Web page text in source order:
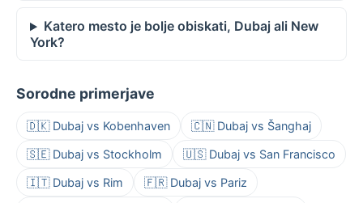
Katero mesto je bolje obiskati, Dubaj ali New
York?
Sorodne primerjave
🇩🇰 Dubaj vs Kobenhaven 🇨🇳 Dubaj vs Šanghaj
🇸🇪 Dubaj vs Stockholm 🇺🇸 Dubaj vs San Francisco
🇮🇹 Dubaj vs Rim 🇫🇷 Dubaj vs Pariz